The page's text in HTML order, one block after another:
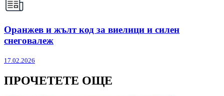
Оранжев и жълт код за виелици и силен
снеговалеж
17.02.2026
ПРОЧЕТЕТЕ ОЩЕ